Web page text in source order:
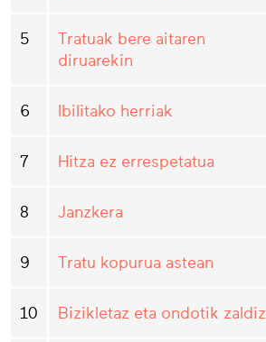
5
Tratuak bere aitaren
diruarekin
6 Ibilitako herriak
7 Hitza ez errespetatua
8 Janzkera
9 Tratu kopurua astean
10 Bizikletaz eta ondotik zaldiz